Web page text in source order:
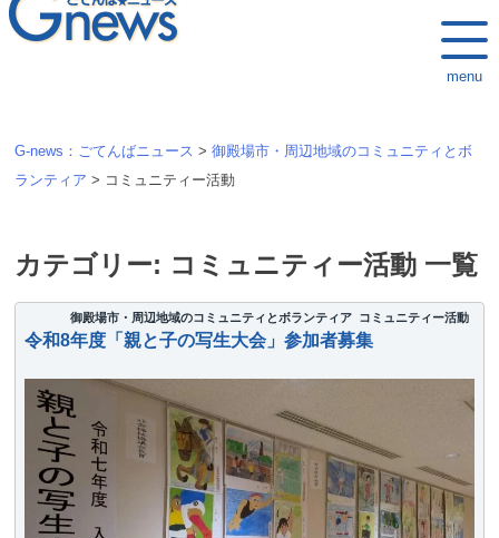
menu
G-news：ごてんばニュース > 御殿場市・周辺地域のコミュニティとボ
ランティア > コミュニティー活動
カテゴリー: コミュニティー活動一覧
御殿場市・周辺地域のコミュニティとボランティア コミュニティー活動
令和8年度「親と子の写生大会」参加者募集